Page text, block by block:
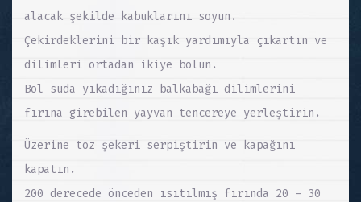
alacak şekilde kabuklarını soyun.
Çekirdeklerini bir kaşık yardımıyla çıkartın ve
dilimleri ortadan ikiye bölün.
Bol suda yıkadığınız balkabağı dilimlerini
fırına girebilen yayvan tencereye yerleştirin.
Üzerine toz şekeri serpiştirin ve kapağını
kapatın.
200 derecede önceden ısıtılmış fırında 20 – 30